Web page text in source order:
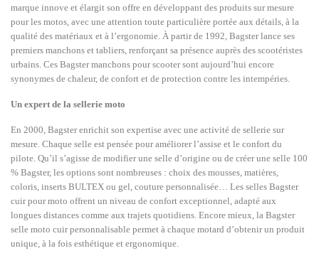
marque innove et élargit son offre en développant des produits sur mesure
pour les motos, avec une attention toute particulière portée aux détails, à la
qualité des matériaux et à l’ergonomie. À partir de 1992, Bagster lance ses
premiers manchons et tabliers, renforçant sa présence auprès des scootéristes
urbains. Ces Bagster manchons pour scooter sont aujourd’hui encore
synonymes de chaleur, de confort et de protection contre les intempéries.
Un expert de la sellerie moto
En 2000, Bagster enrichit son expertise avec une activité de sellerie sur
mesure. Chaque selle est pensée pour améliorer l’assise et le confort du
pilote. Qu’il s’agisse de modifier une selle d’origine ou de créer une selle 100
% Bagster, les options sont nombreuses : choix des mousses, matières,
coloris, inserts BULTEX ou gel, couture personnalisée… Les selles Bagster
cuir pour moto offrent un niveau de confort exceptionnel, adapté aux
longues distances comme aux trajets quotidiens. Encore mieux, la Bagster
selle moto cuir personnalisable permet à chaque motard d’obtenir un produit
unique, à la fois esthétique et ergonomique.